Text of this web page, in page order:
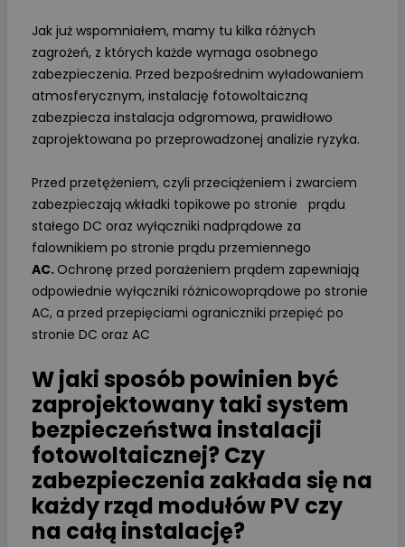
Jak już wspomniałem, mamy tu kilka różnych
zagrożeń, z których każde wymaga osobnego
zabezpieczenia. Przed bezpośrednim wyładowaniem
atmosferycznym, instalację fotowoltaiczną
zabezpiecza instalacja odgromowa, prawidłowo
zaprojektowana po przeprowadzonej analizie ryzyka.
Przed przetężeniem, czyli przeciążeniem i zwarciem
zabezpieczają wkładki topikowe po stronie prądu
stałego DC oraz wyłączniki nadprądowe za
falownikiem po stronie prądu przemiennego
AC.Ochronę przed porażeniem prądem zapewniają
odpowiednie wyłączniki różnicowoprądowe po stronie
AC, a przed przepięciami ograniczniki przepięć po
stronie DC oraz AC
W jaki sposób powinien być
zaprojektowany taki system
bezpieczeństwa instalacji
fotowoltaicznej? Czy
zabezpieczenia zakłada się na
każdy rząd modułów PV czy
na całą instalację?